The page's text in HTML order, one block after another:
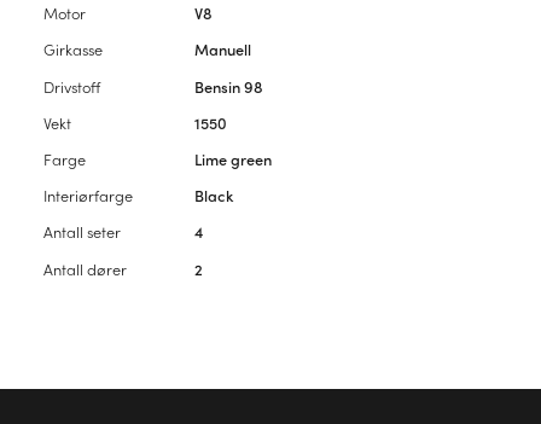
Motor
V8
Girkasse
Manuell
Drivstoff
Bensin 98
Vekt
1550
Farge
Lime green
Interiørfarge
Black
Antall seter
4
Antall dører
2